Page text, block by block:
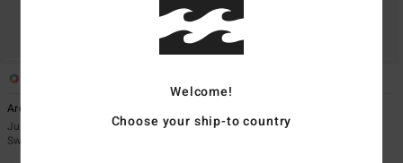
Arch Cr
Jungen 8-16 Weiss Rundhals-
Sweatshirt
Jungen 8-16 Grau T-Shirt
Welcome!
Choose your ship-to country